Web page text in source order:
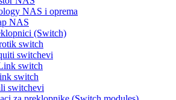
NAS i oprema
NAS
(Switch)
switch
switchevi
switch
switch
switchevi